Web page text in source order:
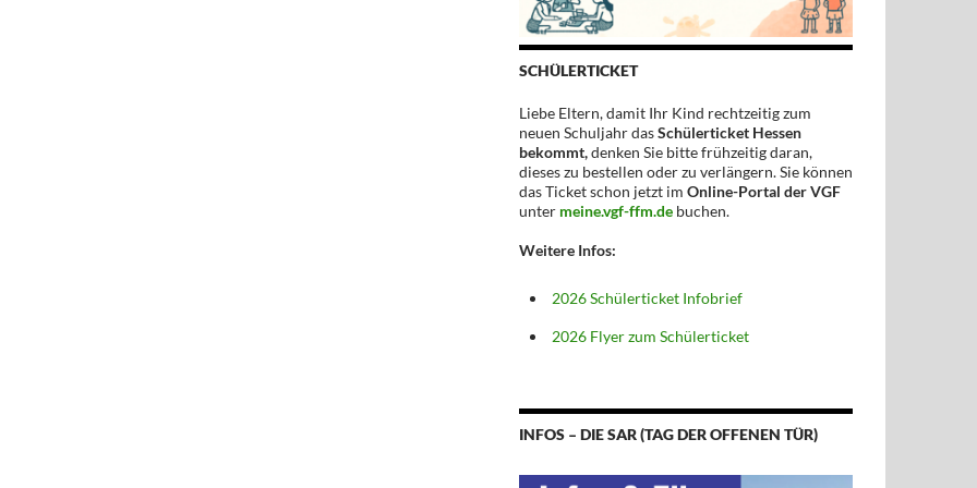
SCHÜLERTICKET
Liebe Eltern, damit Ihr Kind rechtzeitig zum
neuen Schuljahr dasSchülerticket Hessen
bekommt,denken Sie bitte frühzeitig daran,
dieses zu bestellen oder zu verlängern. Sie können
das Ticket schon jetzt im Online-Portal der VGF
unter meine.vgf-ffm.de buchen.
Weitere Infos:
2026 Schülerticket Infobrief
2026 Flyer zum Schülerticket
INFOS – DIE SAR (TAG DER OFFENEN TÜR)